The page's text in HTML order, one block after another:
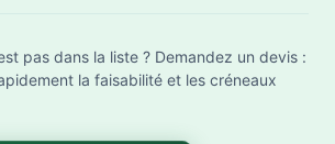
pas dans la liste ? Demandez un devis :
la faisabilité et les créneaux